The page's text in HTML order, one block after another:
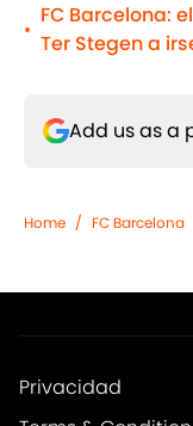
•
FC Barcelona:
Ter Stegen a
Add us as a
Home / FC Barcelona
Privacidad